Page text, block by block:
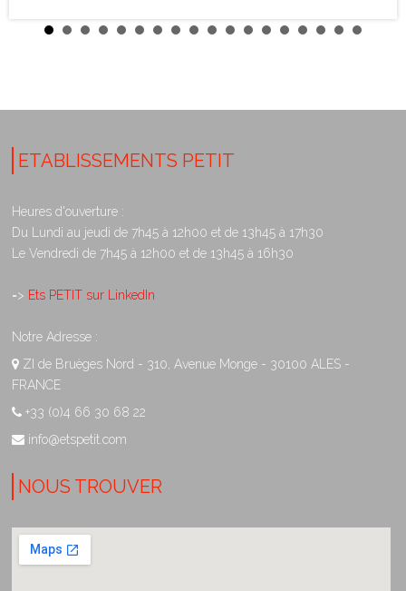
ETABLISSEMENTS PETIT
Heures d'ouverture :
Du Lundi au jeudi de 7h45 à 12h00 et de 13h45 à 17h30
Le Vendredi de 7h45 à 12h00 et de 13h45 à 16h30
=> Ets PETIT sur LinkedIn
Notre Adresse :
ZI de Bruèges Nord - 310, Avenue Monge - 30100 ALES -
FRANCE
+33 (0)4 66 30 68 22
info@etspetit.com
NOUS TROUVER